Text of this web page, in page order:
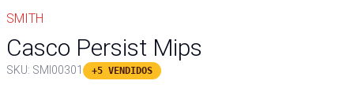
SMITH
Casco Persist Mips
SKU: SMI00301 +5 VENDIDOS